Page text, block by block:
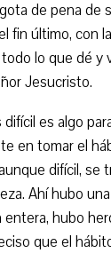
de pena de
fin último, con
lo que dé y
Jesucristo.
es algo
en tomar el
difícil, se
Ahí hubo
hubo
que el